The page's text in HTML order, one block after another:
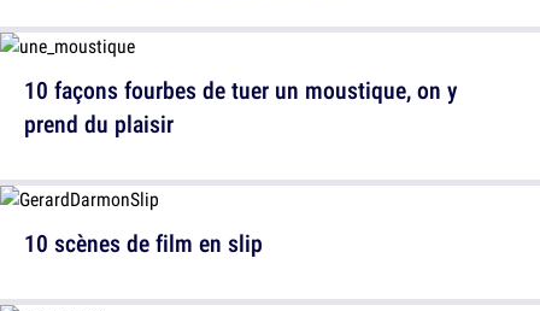
10 façons fourbes de tuer un moustique, on y
prend du plaisir
10 scènes de film en slip